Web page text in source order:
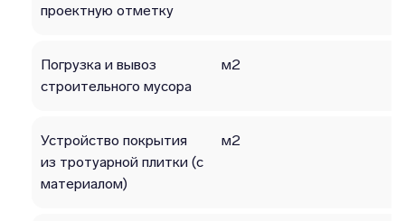
проектную отметку
Погрузка и вывоз
строительного мусора
м2
Устройство покрытия
из тротуарной плитки (с
материалом)
м2